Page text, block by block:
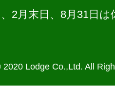
2月末日、8月31日
2020 Lodge Co.,Ltd. All